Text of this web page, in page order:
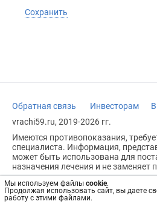
Мы используем файлы cookie.
Продолжая использовать сайт, вы даете
работу с этими файлами.
Сохранить
Обратная связь Инвесторам
vrachi59.ru, 2019-2026 гг.
Имеются противопоказания,
специалиста. Информация,
может быть использована для
назначения лечения и не заменяет
Возрастное ограничение: 18+